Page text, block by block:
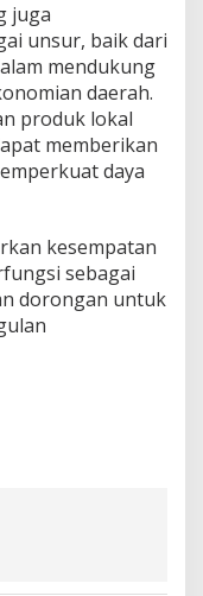
juga
unsur, baik dari
mendukung
daerah.
produk lokal
memberikan
daya
kesempatan
sebagai
dorongan untuk